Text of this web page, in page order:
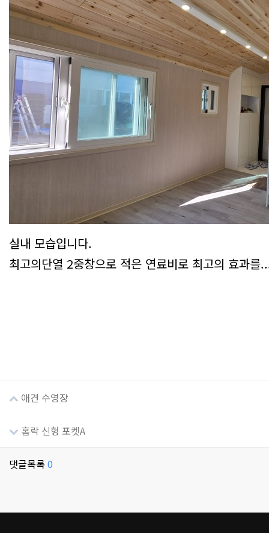
실내 모습입니다.
최고의단열 2중창으로 적은 연료비로 최고의 효과를
애견 수영장
홈락 신형 포켓A
댓글목록 0